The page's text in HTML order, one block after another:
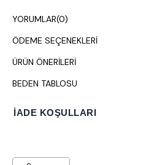
YORUMLAR(0)
ÖDEME SEÇENEKLERI
ÜRÜN ÖNERILERI
BEDEN TABLOSU
İADE KOŞULLARI